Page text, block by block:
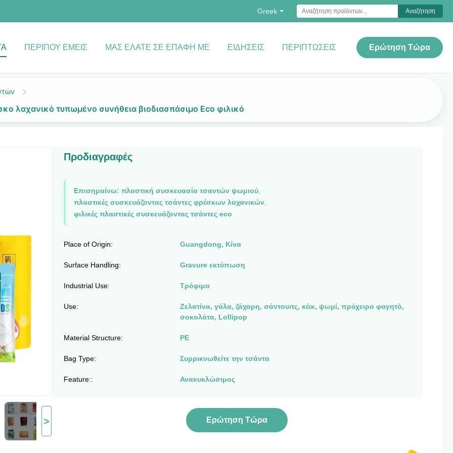
Greek Αναζήτηση
ΠΕΡΊΠΟΥ ΕΜΕΊΣ ΜΑΣ ΕΛΆΤΕ ΣΕ ΕΠΑΦΉ ΜΕ ΕΙΔΉΣΕΙΣ ΠΕΡΙΠΤΏΣΕΙΣ Ερώτηση Τώρα
λαχανικό τυπωμένο συνήθεια βιοδιασπάσιμο Eco φιλικό
>
Προδιαγραφές
Επισημαίνω: πλαστική συσκευασία τσαντών ψωμιού,
πλαστικές συσκευάζοντας τσάντες φρέσκων λαχανικών
φιλικές πλαστικές συσκευάζοντας τσάντες eco
Place of Origin: Guangdong, Κίνα
Surface Handling: Gravure εκτύπωση
Industrial Use: Τρόφιμα
Use:
Ζελατίνα, γάλα, ζάχαρη, σάντουιτς, κέικ, ψωμί, πρόχειρο φαγητό,
σοκολάτα, Lollipop
Material Structure: PE
Bag Type: Συρρικνωθείτε την τσάντα
Feature:: Ανακυκλώσιμος
Ερώτηση Τώρα